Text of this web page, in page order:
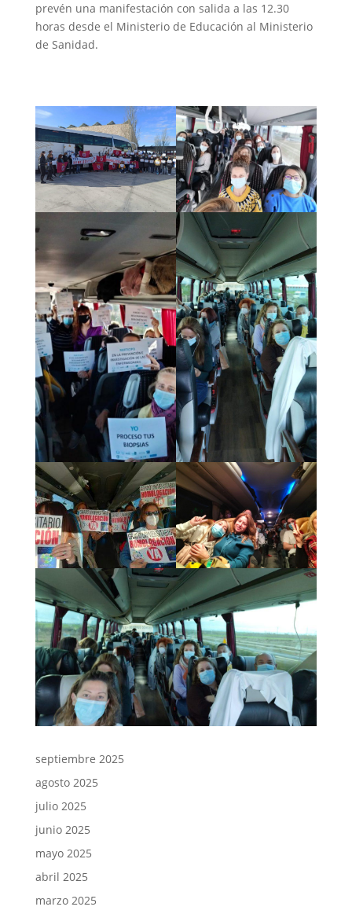
prevén una manifestación con salida a las 12.30
horas desde el Ministerio de Educación al Ministerio
de Sanidad.
septiembre 2025
agosto 2025
julio 2025
junio 2025
mayo 2025
abril 2025
marzo 2025